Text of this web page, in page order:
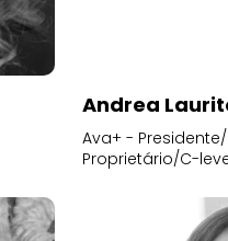
Andrea
Ava+ -
Proprietário/C-